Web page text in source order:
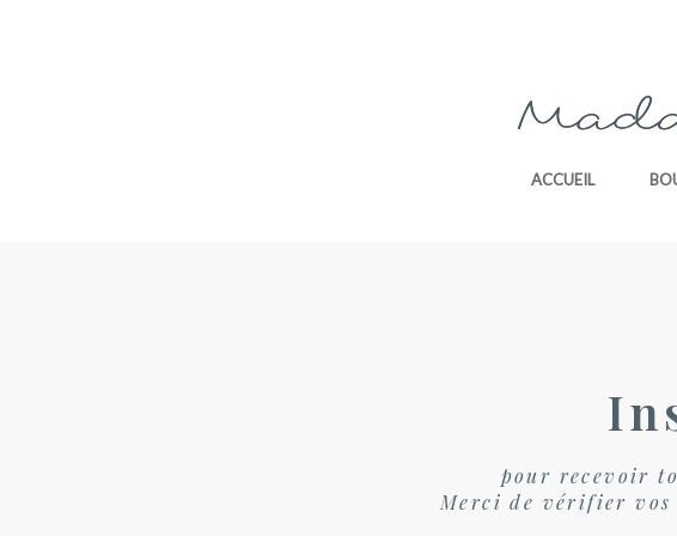
ACCUEIL
pour recevoir
Merci de vérifier